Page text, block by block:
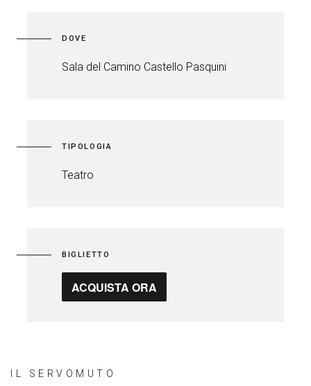
DOVE
Sala del Camino Castello Pasquini
TIPOLOGIA
Teatro
BIGLIETTO
ACQUISTA ORA
IL SERVOMUTO